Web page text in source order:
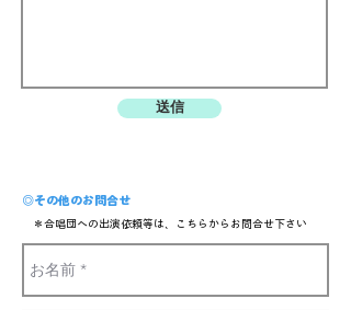
送信
◎その他のお問合せ
＊合唱団への出演依頼等は、こちらからお問合せ下さい​